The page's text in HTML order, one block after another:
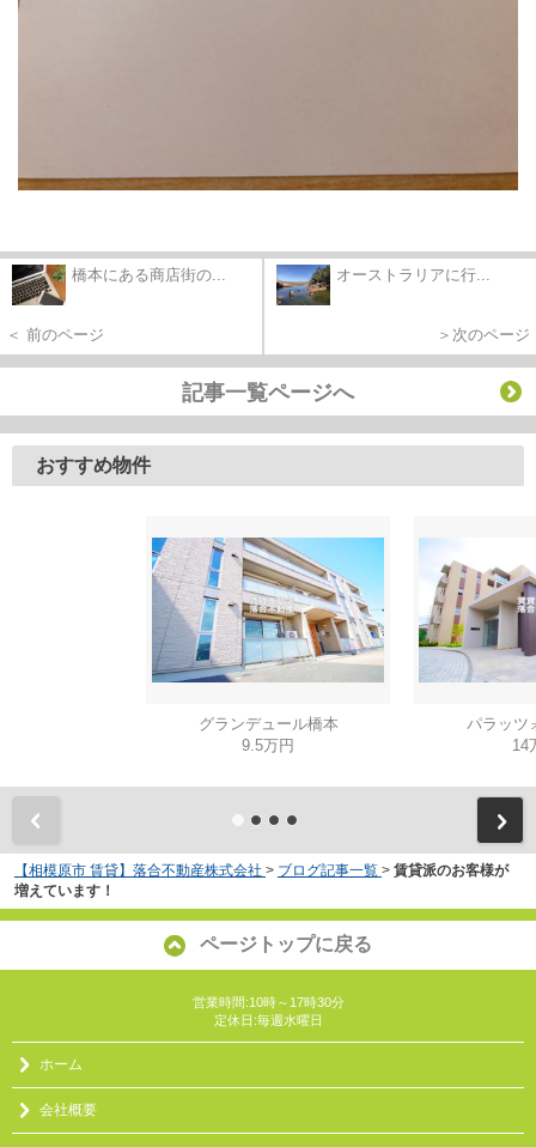
橋本にある商店街の...
＜ 前のページ
オーストラリアに行...
＞次のページ
記事一覧ページへ
おすすめ物件
グランデュール橋本
9.5万円
パラッ
14
【相模原市 賃貸】落合不動産株式会社 > ブログ記事一覧 > 賃貸派のお客様が
増えています！
ページトップに戻る
営業時間:10時～17時30分
定休日:毎週水曜日
ホーム
会社概要